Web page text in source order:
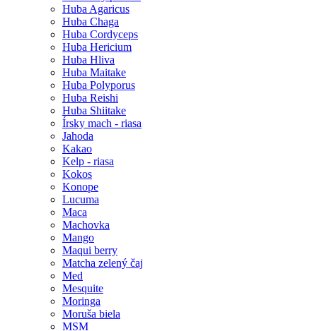
Huba Agaricus
Huba Chaga
Huba Cordyceps
Huba Hericium
Huba Hliva
Huba Maitake
Huba Polyporus
Huba Reishi
Huba Shiitake
Írsky mach - riasa
Jahoda
Kakao
Kelp - riasa
Kokos
Konope
Lucuma
Maca
Machovka
Mango
Maqui berry
Matcha zelený čaj
Med
Mesquite
Moringa
Moruša biela
MSM